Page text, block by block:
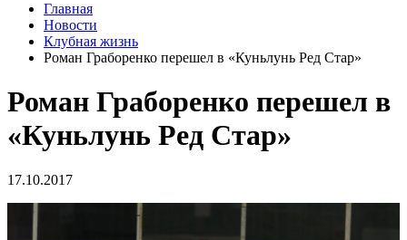
Главная
Новости
Клубная жизнь
Роман Граборенко перешел в «Куньлунь Ред Стар»
Роман Граборенко перешел в
«Куньлунь Ред Стар»
17.10.2017